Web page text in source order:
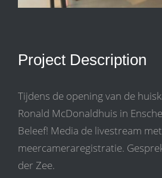
Project Description
Tijdens de opening van de
Ronald McDonaldhuis in
Beleef! Media de livestream met
meercameraregistratie.
der Zee.